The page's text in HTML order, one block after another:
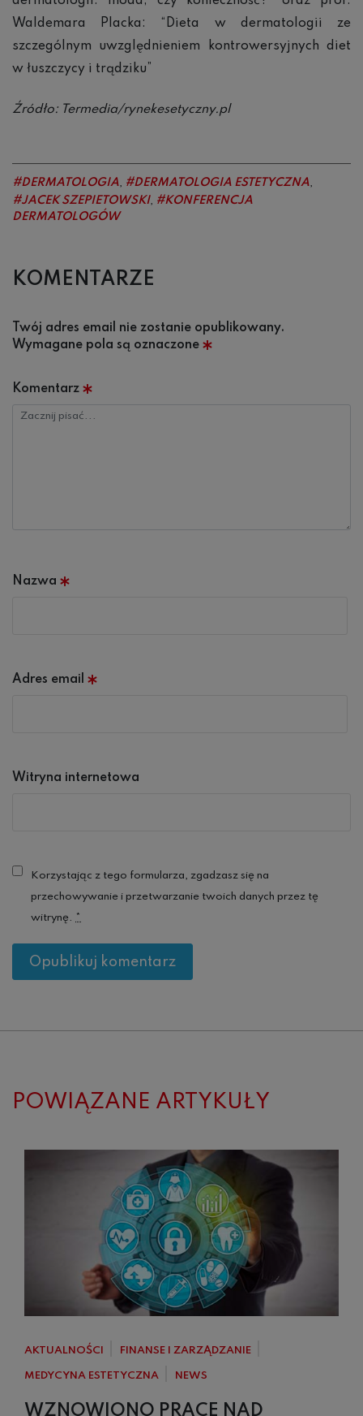
Waldemara Placka: “Dieta w dermatologii ze
szczególnym uwzględnieniem kontrowersyjnych diet
w łuszczycy i trądziku”
Źródło: Termedia/rynekesetyczny.pl
DERMATOLOGIA, DERMATOLOGIA ESTETYCZNA,
JACEK SZEPIETOWSKI,
KONFERENCJA
DERMATOLOGÓW
KOMENTARZE
Twój adres email nie zostanie opublikowany.
Wymagane pola są oznaczone
Komentarz
Nazwa
Adres email
Witryna internetowa
Korzystając z tego formularza, zgadzasz się na
przechowywanie i przetwarzanie twoich danych przez tę
witrynę. *
POWIĄZANE ARTYKUŁY
AKTUALNOŚCI FINANSE I ZARZĄDZANIE
MEDYCYNA ESTETYCZNA NEWS
WZNOWIONO PRACE NAD